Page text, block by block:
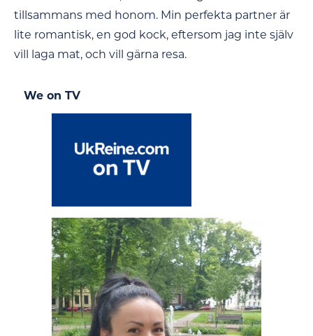
tillsammans med honom. Min perfekta partner är
lite romantisk, en god kock, eftersom jag inte själv
vill laga mat, och vill gärna resa.
We on TV